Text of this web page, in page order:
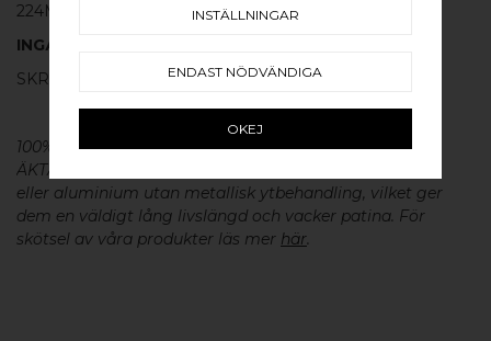
224MM
INGÅR
SKRUV FÖR LUCKA: M4 X 25MM - 2 ST
100% ÄKTA METALL - Alla vårabeslagär tillverkade av
ÄKTA massiv mässing, koppar, rostfritt stål
eller aluminium utan metallisk ytbehandling, vilket ger
dem en väldigt lång livslängd och vacker patina. För
skötsel av våra produkter läs mer här.
INSTÄLLNINGAR
ENDAST NÖDVÄNDIGA
OKEJ